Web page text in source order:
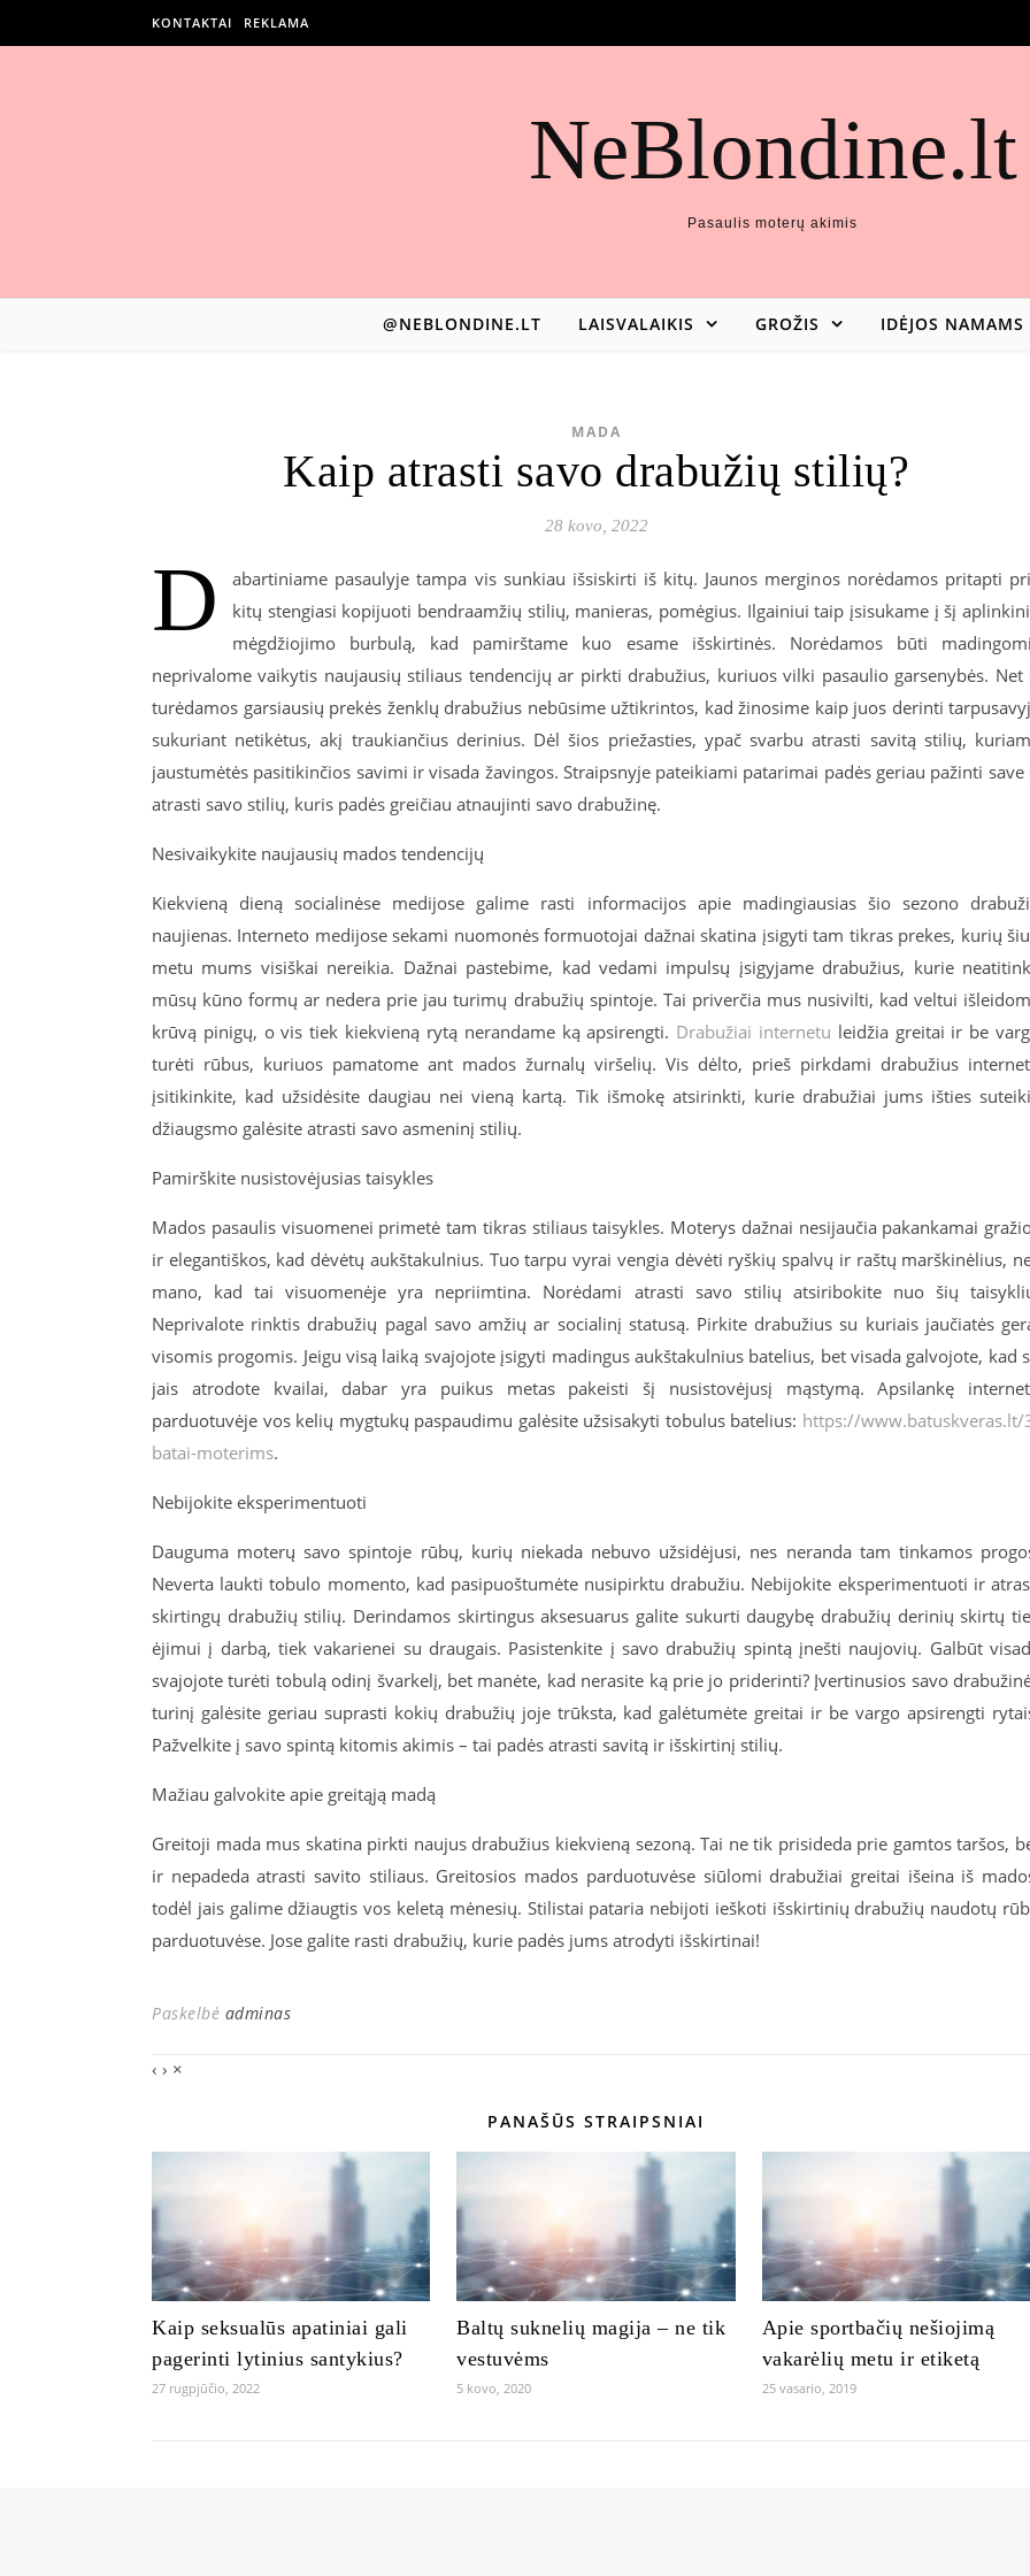
KONTAKTAI REKLAMA
NeBlondine.lt
Pasaulis moterų akimis
@NEBLONDINE.LT LAISVALAIKIS GROŽIS IDĖJOS NAMAMS
MADA
Kaip atrasti savo drabužių stilių?
28 kovo, 2022
D
abartiniame pasaulyje tampa vis sunkiau išsiskirti iš kitų. Jaunos merginos norėdamos pritapti
kitų stengiasi kopijuoti bendraamžių stilių, manieras, pomėgius. Ilgainiui taip įsisukame į šį
mėgdžiojimo burbulą, kad pamirštame kuo esame išskirtinės. Norėdamos būti
neprivalome vaikytis naujausių stiliaus tendencijų ar pirkti drabužius, kuriuos vilki pasaulio garsenybės. Net
turėdamos garsiausių prekės ženklų drabužius nebūsime užtikrintos, kad žinosime kaip juos derinti
sukuriant netikėtus, akį traukiančius derinius. Dėl šios priežasties, ypač svarbu atrasti savitą stilių,
jaustumėtės pasitikinčios savimi ir visada žavingos. Straipsnyje pateikiami patarimai padės geriau pažinti save
atrasti savo stilių, kuris padės greičiau atnaujinti savo drabužinę.
Nesivaikykite naujausių mados tendencijų
Kiekvieną dieną socialinėse medijose galime rasti informacijos apie madingiausias šio sezono
naujienas. Interneto medijose sekami nuomonės formuotojai dažnai skatina įsigyti tam tikras prekes, kurių
metu mums visiškai nereikia. Dažnai pastebime, kad vedami impulsų įsigyjame drabužius, kurie
mūsų kūno formų ar nedera prie jau turimų drabužių spintoje. Tai priverčia mus nusivilti, kad veltui
krūvą pinigų, o vis tiek kiekvieną rytą nerandame ką apsirengti. Drabužiai internetu leidžia greitai ir be
turėti rūbus, kuriuos pamatome ant mados žurnalų viršelių. Vis dėlto, prieš pirkdami drabužius
įsitikinkite, kad užsidėsite daugiau nei vieną kartą. Tik išmokę atsirinkti, kurie drabužiai jums išties
džiaugsmo galėsite atrasti savo asmeninį stilių.
Pamirškite nusistovėjusias taisykles
Mados pasaulis visuomenei primetė tam tikras stiliaus taisykles. Moterys dažnai nesijaučia pakankamai
ir elegantiškos, kad dėvėtų aukštakulnius. Tuo tarpu vyrai vengia dėvėti ryškių spalvų ir raštų marškinėlius,
mano, kad tai visuomenėje yra nepriimtina. Norėdami atrasti savo stilių atsiribokite nuo šių
Neprivalote rinktis drabužių pagal savo amžių ar socialinį statusą. Pirkite drabužius su kuriais jaučiatės
visomis progomis. Jeigu visą laiką svajojote įsigyti madingus aukštakulnius batelius, bet visada galvojote, kad
jais atrodote kvailai, dabar yra puikus metas pakeisti šį nusistovėjusį mąstymą. Apsilankę
parduotuvėje vos kelių mygtukų paspaudimu galėsite užsisakyti tobulus batelius: https://www.batuskveras.lt/
batai-moterims.
Nebijokite eksperimentuoti
Dauguma moterų savo spintoje rūbų, kurių niekada nebuvo užsidėjusi, nes neranda tam tinkamos
Neverta laukti tobulo momento, kad pasipuoštumėte nusipirktu drabužiu. Nebijokite eksperimentuoti ir
skirtingų drabužių stilių. Derindamos skirtingus aksesuarus galite sukurti daugybę drabužių derinių skirtų
ėjimui į darbą, tiek vakarienei su draugais. Pasistenkite į savo drabužių spintą įnešti naujovių. Galbūt
svajojote turėti tobulą odinį švarkelį, bet manėte, kad nerasite ką prie jo priderinti? Įvertinusios savo
turinį galėsite geriau suprasti kokių drabužių joje trūksta, kad galėtumėte greitai ir be vargo apsirengti
Pažvelkite į savo spintą kitomis akimis – tai padės atrasti savitą ir išskirtinį stilių.
Mažiau galvokite apie greitąją madą
Greitoji mada mus skatina pirkti naujus drabužius kiekvieną sezoną. Tai ne tik prisideda prie gamtos taršos,
ir nepadeda atrasti savito stiliaus. Greitosios mados parduotuvėse siūlomi drabužiai greitai išeina iš
todėl jais galime džiaugtis vos keletą mėnesių. Stilistai pataria nebijoti ieškoti išskirtinių drabužių naudotų
parduotuvėse. Jose galite rasti drabužių, kurie padės jums atrodyti išskirtinai!
Paskelbė adminas
‹ › ×
PANAŠŪS STRAIPSNIAI
Kaip seksualūs apatiniai gali
pagerinti lytinius santykius?
27 rugpjūčio, 2022
Baltų suknelių magija – ne tik
vestuvėms
5 kovo, 2020
Apie sportbačių nešiojimą
vakarėlių metu ir etiketą
25 vasario, 2019